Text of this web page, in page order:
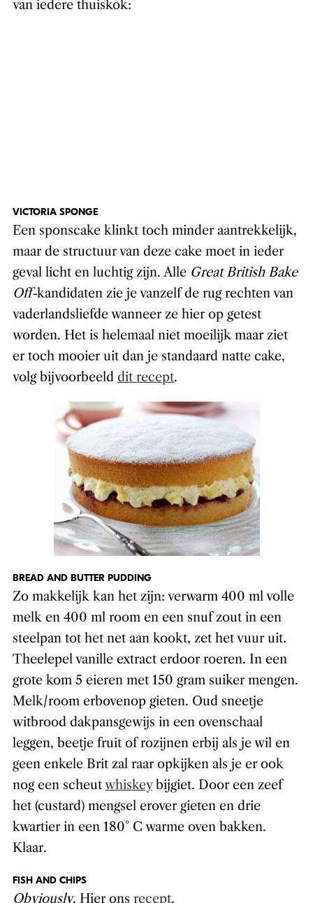
van iedere thuiskok:
VICTORIA SPONGE
Een sponscake klinkt toch minder aantrekkelijk,
maar de structuur van deze cake moet in ieder
geval licht en luchtig zijn. Alle Great British Bake
Off-kandidaten zie je vanzelf de rug rechten van
vaderlandsliefde wanneer ze hier op getest
worden. Het is helemaal niet moeilijk maar ziet
er toch mooier uit dan je standaard natte cake,
volg bijvoorbeeld dit recept.
BREAD AND BUTTER PUDDING
Zo makkelijk kan het zijn: verwarm 400 ml volle
melk en 400 ml room en een snuf zout in een
steelpan tot het net aan kookt, zet het vuur uit.
Theelepel vanille extract erdoor roeren. In een
grote kom 5 eieren met 150 gram suiker mengen.
Melk/room erbovenop gieten. Oud sneetje
witbrood dakpansgewijs in een ovenschaal
leggen, beetje fruit of rozijnen erbij als je wil en
geen enkele Brit zal raar opkijken als je er ook
nog een scheutwhiskeybijgiet. Door een zeef
het (custard) mengsel erover gieten en drie
kwartier in een 180° C warme oven bakken.
Klaar.
FISH AND CHIPS
Obviously. Hier ons recept.